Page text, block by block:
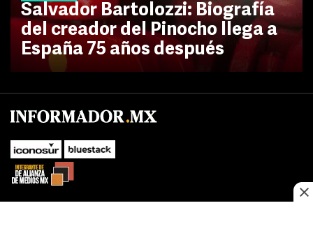
Salvador Bartolozzi: Biografía
del creador del Pinocho llega a
España 75 años después